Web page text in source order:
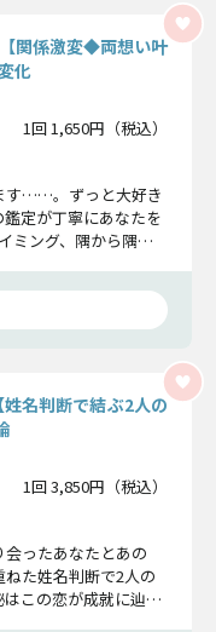
関係激変◆両想い叶
化
1回 1,650円（税込）
す……。ずっと大好き
定が丁寧にあなたを
ミング、隅から隅ま
名判断で結ぶ2人の
1回 3,850円（税込）
ったあなたとあの
た姓名判断で2人の
この恋が成就に辿り